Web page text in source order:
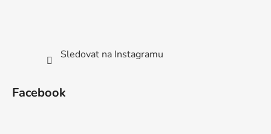
Sledovat na Instagramu
Facebook